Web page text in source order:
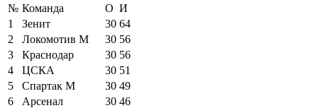
№ Команда О И
1
Зенит 30 64
2
Локомотив М 30 56
3
Краснодар 30 56
4
ЦСКА 30 51
5
Спартак М 30 49
6
Арсенал 30 46